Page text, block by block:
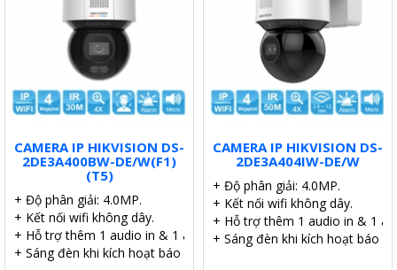
CAMERA IP HIKVISION DS-
2DE3A400BW-DE/W(F1)
(T5)
+ Độ phân giải: 4.0MP.
+ Kết nối wifi không dây.
+ Hỗ trợ thêm 1 audio in & 1 audio out.
+ Sáng đèn khi kích hoạt báo động.
CAMERA IP HIKVISION DS-
2DE3A404IW-DE/W
+ Độ phân giải: 4.0MP.
+ Kết nối wifi không dây.
+ Hỗ trợ thêm 1 audio in & 1
+ Sáng đèn khi kích hoạt báo